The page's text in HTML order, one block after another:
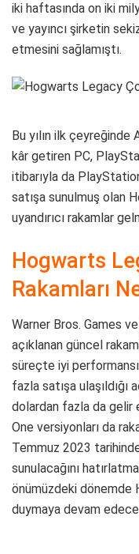
iki haftasında on iki
ve yayıncı şirketin
etmesini sağlamıştı.
Bu yılın ilk
kâr getiren PC,
itibarıyla da
satışa sunulmuş olan
uyandırıcı rakamlar
Hogwarts
Rakamları
Warner Bros. Games
açıklanan güncel
süreçte iyi
fazla satışa ulaşıldığı
dolardan fazla da gelir
One versiyonları da
Temmuz 2023
sunulacağını
önümüzdeki dönemde
duymaya devam